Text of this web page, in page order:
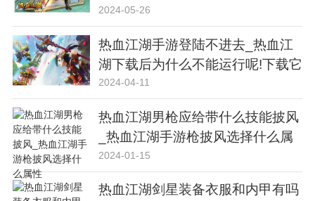
2024-05-26
热血江湖手游登陆不进去_热血江
湖下载后为什么不能运行呢!下载它
需
2024-04-11
热血江湖男枪应给带什么技能披风
_热血江湖手游枪披风选择什么属
性
2024-01-15
热血江湖剑星装备衣服和内甲有吗